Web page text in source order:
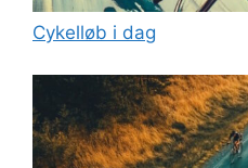
Cykelløb i dag